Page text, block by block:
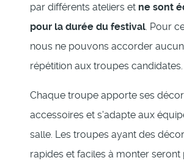
par différents ateliers et ne sont
pour la durée du festival. Pour
nous ne pouvons accorder
répétition aux troupes candidates.
Chaque troupe apporte ses
accessoires et s'adapte aux
salle. Les troupes ayant des
rapides et faciles à monter seront